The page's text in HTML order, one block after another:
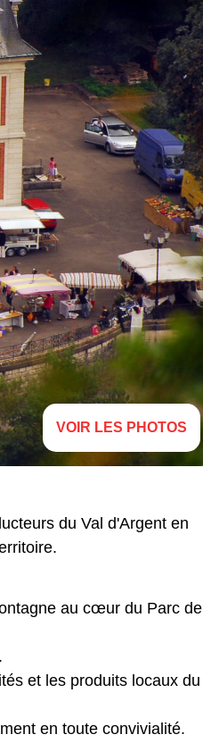
VOIR LES PHOTOS
du Val d'Argent en
au cœur du Parc de
et les produits locaux du
en toute convivialité.